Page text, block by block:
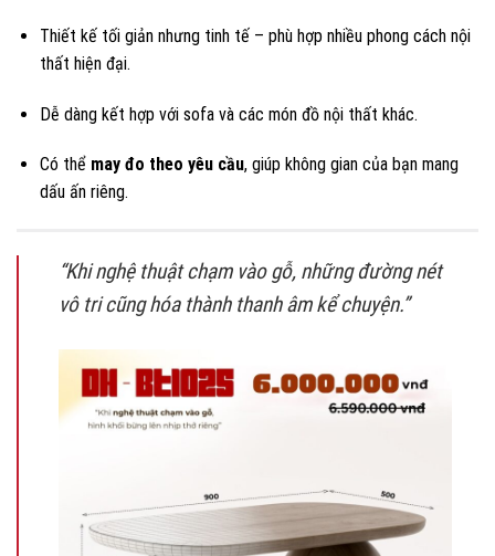
Thiết kế tối giản nhưng tinh tế – phù hợp nhiều phong cách nội
thất hiện đại.
Dễ dàng kết hợp với sofa và các món đồ nội thất khác.
Có thể may đo theo yêu cầu, giúp không gian của bạn mang
dấu ấn riêng.
“Khi nghệ thuật chạm vào gỗ, những đường nét
vô tri cũng hóa thành thanh âm kể chuyện.”